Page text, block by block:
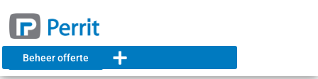
Beheer offerte